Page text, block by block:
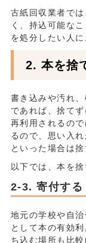
古紙回収業者で
く、持込可能な
を処分したい人
本を捨
書き込みや汚れ
であれば、捨て
再利用されるの
るので、思い入
といった場合は
以下では、本を
寄付する
地元の学校や自
として本の有効
ち込む場所も比